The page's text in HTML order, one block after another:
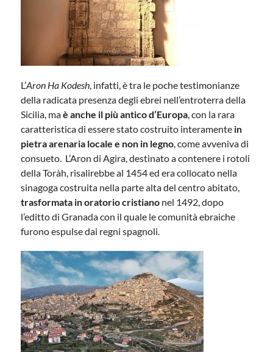
L’Aron Ha Kodesh, infatti, è tra le poche testimonianze
della radicata presenza degli ebrei nell’entroterra della
Sicilia, maè anche il più antico d’Europa, con la rara
caratteristica di essere stato costruito interamente in
pietra arenaria locale e non in legno, come avveniva di
consueto. L’Aron di Agira, destinato a contenere i rotoli
della Toràh, risalirebbe al 1454 ed era collocato nella
sinagoga costruita nella parte alta del centro abitato,
trasformata in oratorio cristiano nel 1492, dopo
l’editto di Granada con il quale le comunità ebraiche
furono espulse dai regni spagnoli.